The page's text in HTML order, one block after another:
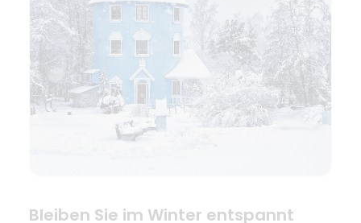
Bleiben Sie im Winter entspannt